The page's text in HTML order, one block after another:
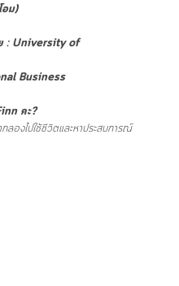
อม)
: University of
Business
คะ?
ลองไปใช้ชีวิตและหาประสบการณ์